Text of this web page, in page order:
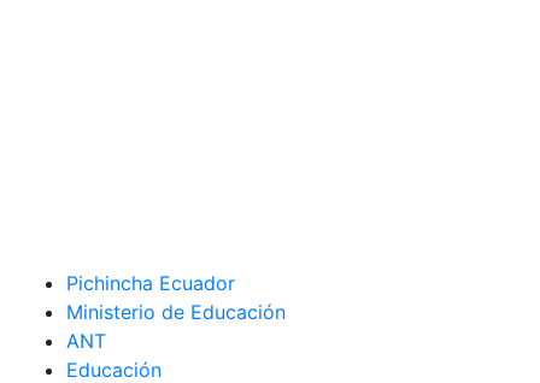
Pichincha Ecuador
Ministerio de Educación
ANT
Educación